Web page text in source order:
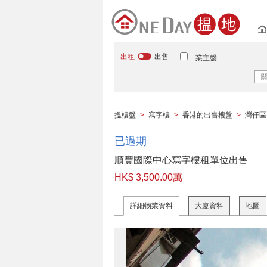
出租 出售 業主盤
搵樓盤 > 寫字樓 > 香港的出售樓盤 > 灣仔區
已過期
順豐國際中心寫字樓租單位出售
HK$ 3,500.00萬
詳細物業資料 大廈資料 地圖